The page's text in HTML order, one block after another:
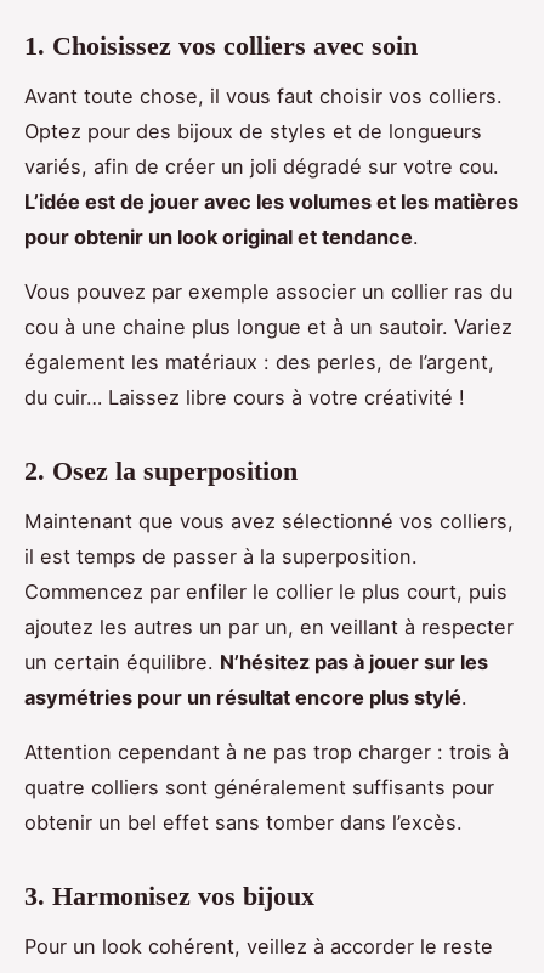
1. Choisissez vos colliers avec soin
Avant toute chose, il vous faut choisir vos colliers.
Optez pour des bijoux de styles et de longueurs
variés, afin de créer un joli dégradé sur votre cou.
L’idée est de jouer avec les volumes et les matières
pour obtenir un look original et tendance.
Vous pouvez par exemple associer un collier ras du
cou à une chaine plus longue et à un sautoir. Variez
également les matériaux : des perles, de l’argent,
du cuir… Laissez libre cours à votre créativité !
2. Osez la superposition
Maintenant que vous avez sélectionné vos colliers,
il est temps de passer à la superposition.
Commencez par enfiler le collier le plus court, puis
ajoutez les autres un par un, en veillant à respecter
un certain équilibre. N’hésitez pas à jouer sur les
asymétries pour un résultat encore plus stylé.
Attention cependant à ne pas trop charger : trois à
quatre colliers sont généralement suffisants pour
obtenir un bel effet sans tomber dans l’excès.
3. Harmonisez vos bijoux
Pour un look cohérent, veillez à accorder le reste